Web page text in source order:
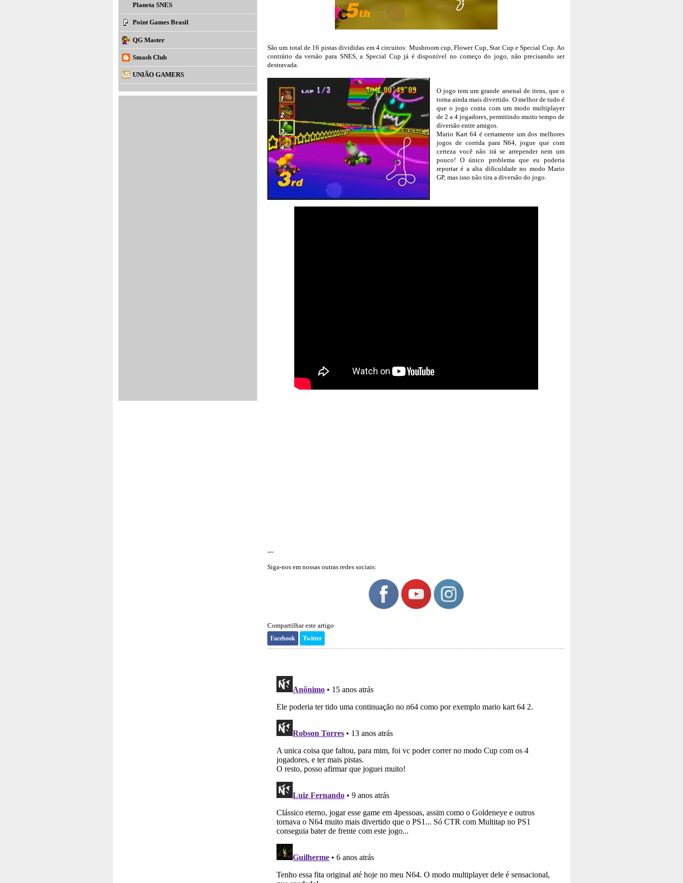
São um total de 16 pistas divididas em 4 circuitos: Mushroom cup, Flower Cup, Star Cup e Special Cup. Ao
contrário da versão para SNES, a Special Cup já é disponível no começo do jogo, não precisando ser
destravada.
O jogo tem um grande arsenal de itens, que o
torna ainda mais divertido. O melhor de tudo é
que o jogo conta com um modo multiplayer
de 2 a 4 jogadores, permitindo muito tempo de
diversão entre amigos.
Mario Kart 64 é certamente um dos melhores
jogos de corrida para N64, jogue que com
certeza você não irá se arrepender nem um
pouco! O único problema que eu poderia
reportar é a alta dificuldade no modo Mario
GP, mas isso não tira a diversão do jogo.
---
Siga-nos em nossas outras redes sociais:
Compartilhar este artigo
Facebook Twitter
Planeta SNES
Point Games Brasil
QG Master
Smash Club
UNIÃO GAMERS